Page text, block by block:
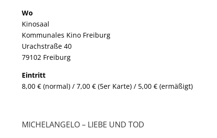
Wo
Kinosaal
Kommunales Kino Freiburg
Urachstraße 40
79102 Freiburg
Eintritt
8,00 € (normal) / 7,00 € (5er Karte) / 5,00 € (ermäßigt)
MICHELANGELO – LIEBE UND TOD